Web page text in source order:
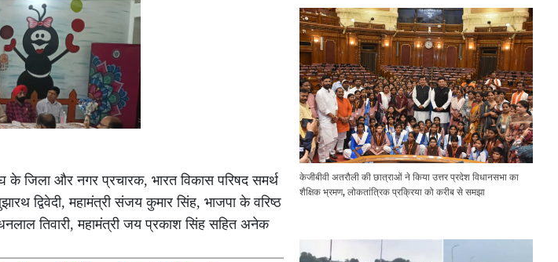
जिला और नगर प्रचारक, भारत विकास परिषद समर्थ
द्विवेदी, महामंत्री संजय कुमार सिंह, भाजपा के वरिष्ठ
तिवारी, महामंत्री जय प्रकाश सिंह सहित अनेक
केजीबीवी अतरौली की छात्राओं ने किया उत्तर प्रदेश विधानसभा का
शैक्षिक भ्रमण, लोकतांत्रिक प्रक्रिया को करीब से समझा